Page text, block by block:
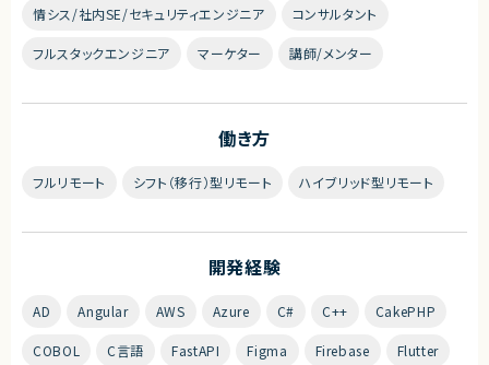
情シス/社内SE/セキュリティエンジニア コンサルタント
フルスタックエンジニア マーケター 講師/メンター
働き方
フルリモート シフト（移行）型リモート ハイブリッド型リモート
開発経験
AD Angular AWS Azure C# C++ CakePHP
COBOL C言語 FastAPI Figma Firebase Flutter